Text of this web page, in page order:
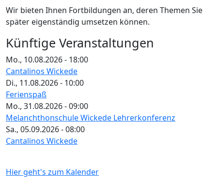
Wir bieten Ihnen Fortbildungen an, deren Themen Sie
später eigenständig umsetzen können.
Künftige Veranstaltungen
Mo., 10.08.2026 - 18:00
Cantalinos Wickede
Di., 11.08.2026 - 10:00
Ferienspaß
Mo., 31.08.2026 - 09:00
Melanchthonschule Wickede Lehrerkonferenz
Sa., 05.09.2026 - 08:00
Cantalinos Wickede
Hier geht's zum Kalender